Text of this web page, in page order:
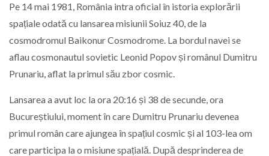
Pe 14 mai 1981, România intra oficial în istoria explorării
spațiale odată cu lansarea misiunii Soiuz 40, de la
cosmodromul Baikonur Cosmodrome. La bordul navei se
aflau cosmonautul sovietic Leonid Popov și românul Dumitru
Prunariu, aflat la primul său zbor cosmic.
Lansarea a avut loc la ora 20:16 și 38 de secunde, ora
Bucureștiului, moment în care Dumitru Prunariu devenea
primul român care ajungea în spațiul cosmic și al 103-lea om
care participa la o misiune spațială. După desprinderea de